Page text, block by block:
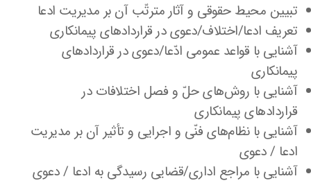
تبیین محیط حقوقی و آثار مترتّب آن بر مدیریت ادعا
تعریف ادعا/اختلاف/دعوی در قراردادهای پیمانکاری
آشنایی با قواعد عمومی ادّعا/دعوی در قراردادهای
پیمانکاری
آشنایی با روش‌های حلّ و فصل اختلافات در
قراردادهای پیمانکاری
آشنایی با نظام‌های فنّی و اجرایی و تأثیر آن بر مدیریت
ادعا / دعوی
آشنایی با مراجع اداری/قضایی رسیدگی به ادعا / دعوی